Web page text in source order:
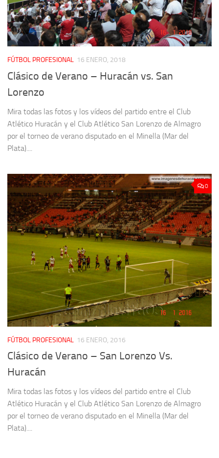
FÚTBOL PROFESIONAL 16 ENERO, 2018
Clásico de Verano – Huracán vs. San
Lorenzo
Mira todas las fotos y los vídeos del partido entre el Club
Atlético Huracán y el Club Atlético San Lorenzo de Almagro
por el torneo de verano disputado en el Minella (Mar del
Plata)....
0
FÚTBOL PROFESIONAL 16 ENERO, 2016
Clásico de Verano – San Lorenzo Vs.
Huracán
Mira todas las fotos y los vídeos del partido entre el Club
Atlético Huracán y el Club Atlético San Lorenzo de Almagro
por el torneo de verano disputado en el Minella (Mar del
Plata)....